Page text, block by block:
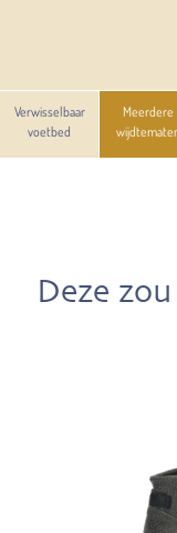
Verwisselbaar
voetbed
Meerdere
Deze